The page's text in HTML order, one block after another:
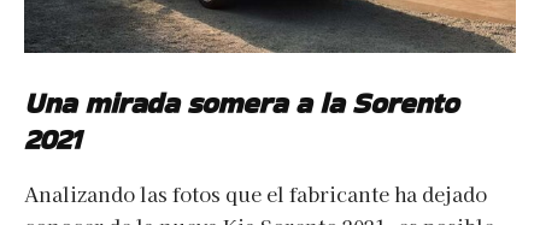
Una mirada somera a la Sorento
2021
Analizando las fotos que el fabricante ha dejado